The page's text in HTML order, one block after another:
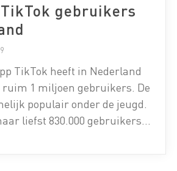
TikTok heeft in Nederland
1 miljoen gebruikers. De
populair onder de jeugd.
liefst 830.000 gebruikers